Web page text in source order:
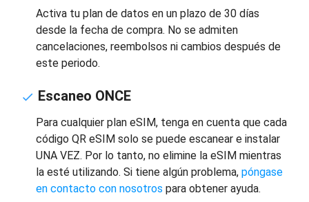
Activa tu plan de datos en un plazo de 30 días
desde la fecha de compra. No se admiten
cancelaciones, reembolsos ni cambios después de
este periodo.
Escaneo ONCE
Para cualquier plan eSIM, tenga en cuenta que cada
código QR eSIM solo se puede escanear e instalar
UNA VEZ. Por lo tanto, no elimine la eSIM mientras
la esté utilizando. Si tiene algún problema, póngase
en contacto con nosotros para obtener ayuda.